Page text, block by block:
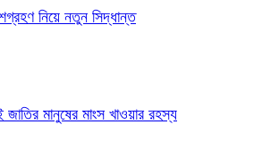
নিয়ে নতুন সিদ্ধান্ত
মানুষের মাংস খাওয়ার রহস্য